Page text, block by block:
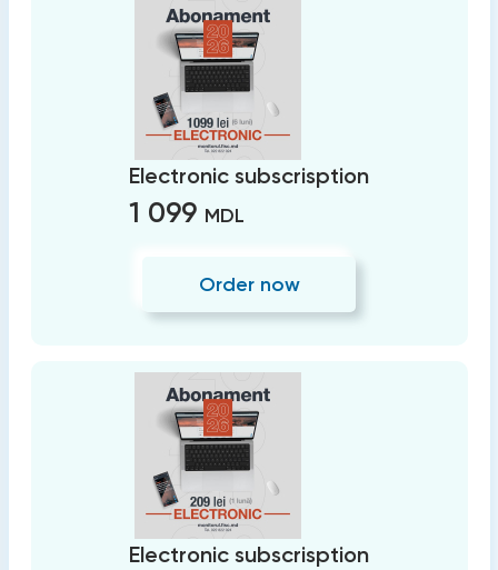
Electronic subscrisption
1 099 MDL
Order now
Electronic subscrisption